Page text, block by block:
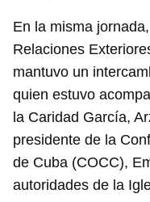
En la misma
Relaciones
mantuvo un
quien estuvo
la Caridad García,
presidente de la
de Cuba (COCC),
autoridades de la